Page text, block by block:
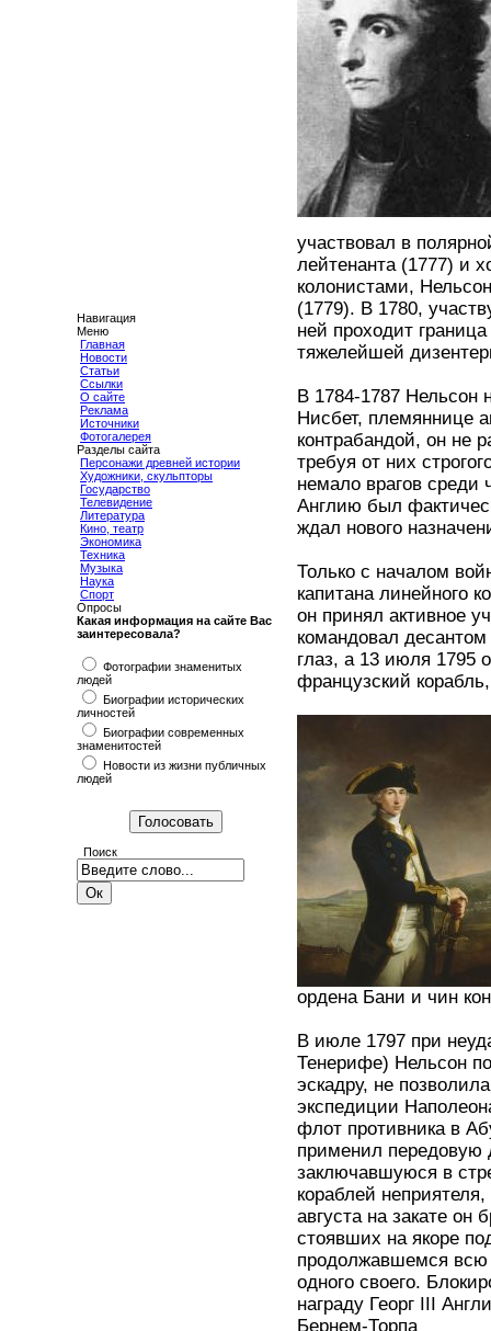
Навигация
Меню
Главная
Новости
Статьи
Ссылки
О сайте
Реклама
Источники
Фотогалерея
Разделы сайта
Персонажи древней истории
Художники, скульпторы
Государство
Телевидение
Литература
Кино, театр
Экономика
Техника
Музыка
Наука
Спорт
Опросы
Какая информация на сайте Вас
заинтересовала?
Фотографии знаменитых
людей
Биографии исторических
личностей
Биографии современных
знаменитостей
Новости из жизни публичных
людей
Поиск
участвовал в
лейтенанта (1777) и
колонистами,
(1779). В 1780,
ней проходит
тяжелейшей
В 1784-1787 Нельсон
Нисбет, племяннице
контрабандой, он не
требуя от них
немало врагов среди
Англию был
ждал нового
Только с началом
капитана линейного
он принял активное
командовал
глаз, а 13 июля 1795
французский
ордена Бани и чин
В июле 1797 при
Тенерифе) Нельсон
эскадру, не
экспедиции
флот противника в
применил передовую
заключавшуюся в
кораблей
августа на закате он
стоявших на якоре
продолжавшемся всю
одного своего.
награду Георг III
Бернем-Торпа